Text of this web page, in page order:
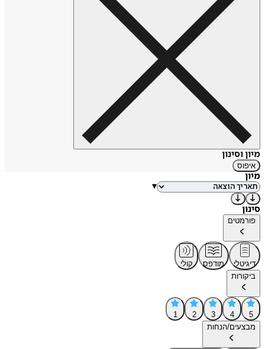
מיון וסינון
איפוס
מיון
▾
סינון
פורמטים
דיגיטלי מודפס
קולי
ביקורות
5
4
3
2
1
מבצעים/הנחות